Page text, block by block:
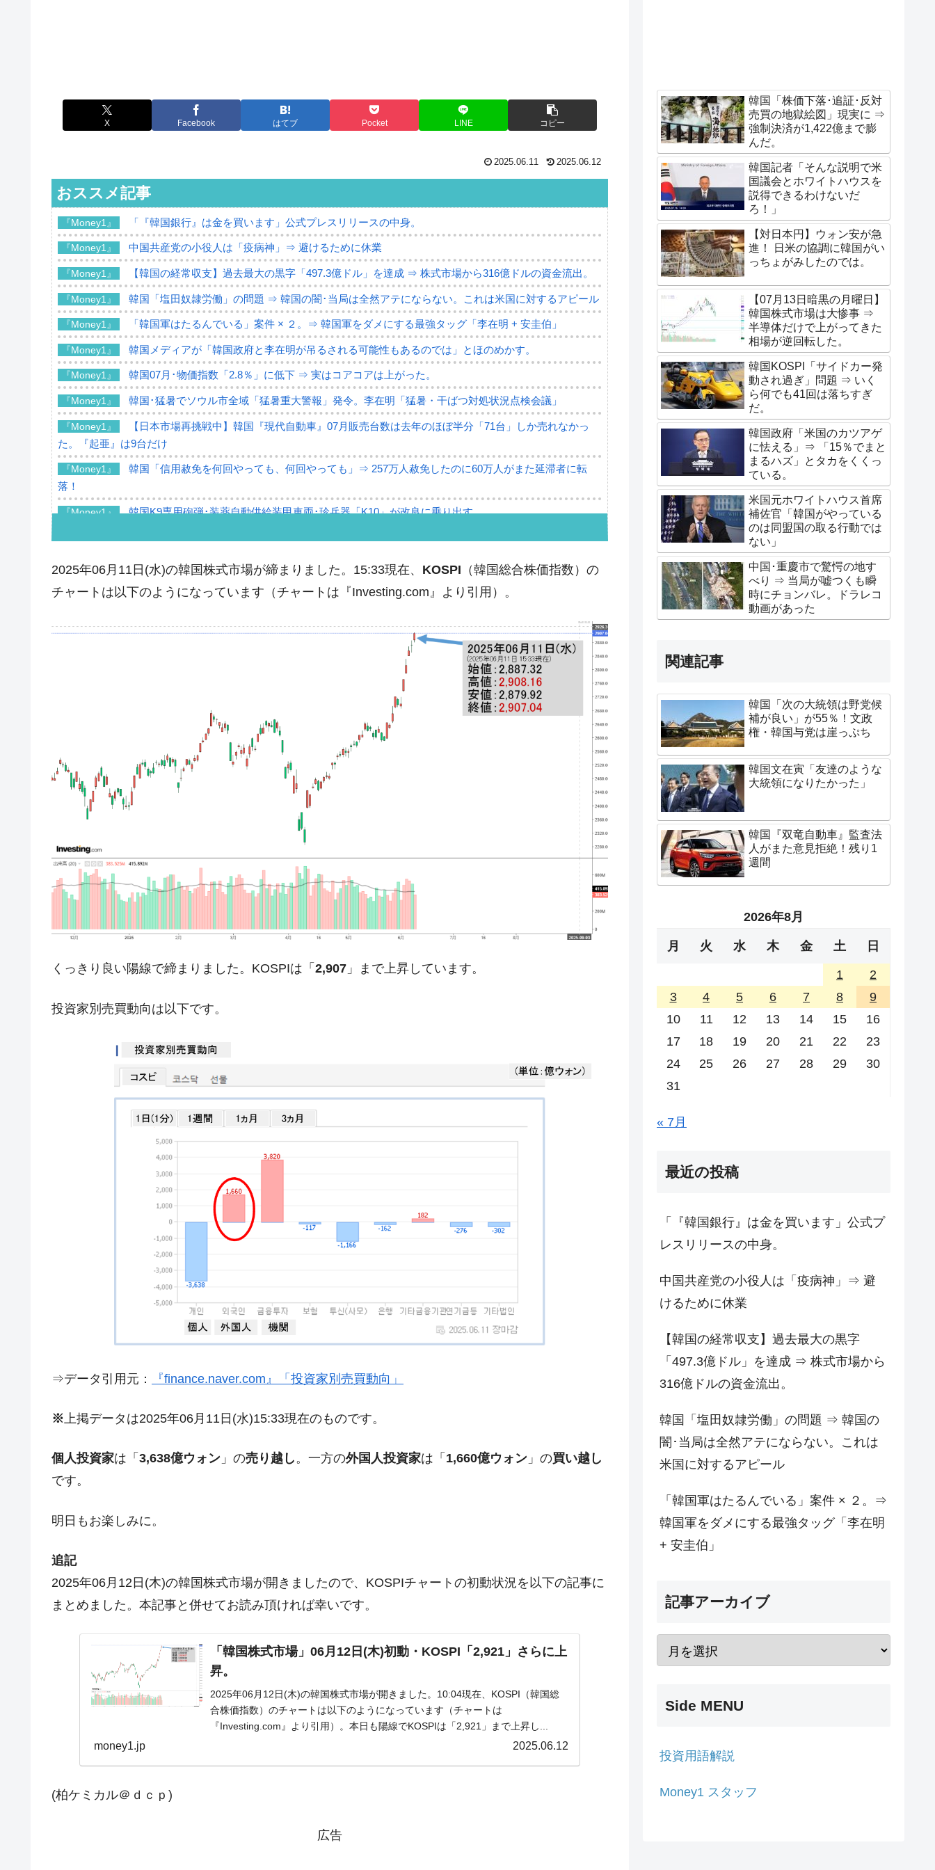
X Facebook はてブ Pocket LINE コピー
2025.06.11 2025.06.12
おススメ記事
『Money1』 「『韓国銀行』は金を買います」公式プレスリリースの中身。
『Money1』 中国共産党の小役人は「疫病神」⇒ 避けるために休業
『Money1』 【韓国の経常収支】過去最大の黒字「497.3億ドル」を達成 ⇒ 株式市場から316億ドルの資金流出。
『Money1』 韓国「塩田奴隷労働」の問題 ⇒ 韓国の闇･当局は全然アテにならない。これは米国に対するアピール
『Money1』 「韓国軍はたるんでいる」案件 × ２。⇒ 韓国軍をダメにする最強タッグ「李在明 + 安圭伯」
『Money1』 韓国メディアが「韓国政府と李在明が吊るされる可能性もあるのでは」とほのめかす。
『Money1』 韓国07月･物価指数「2.8％」に低下 ⇒ 実はコアコアは上がった。
『Money1』 韓国･猛暑でソウル市全域「猛暑重大警報」発令。李在明「猛暑・干ばつ対処状況点検会議」
『Money1』
【日本市場再挑戦中】韓国『現代自動車』07月販売台数は去年のほぼ半分「71台」しか売れなかっ
た。『起亜』は9台だけ
『Money1』
韓国「信用赦免を何回やっても、何回やっても」⇒ 257万人赦免したのに60万人がまた延滞者に転
落！
『Money1』 韓国K9専用砲弾･装薬自動供給装甲車両･珍兵器「K10」が改良に乗り出す。
『Money1』 韓国･李在明「青年層の雇用状況が悪い。せや、若者に起業させよう」⇒ どんな雇用対策だソレ。
『Money1』 【韓国の外貨準備】2026年07月は4,279億ドル。外平債の発行「19.4億ドル」
『韓国銀行』が「金の保有量を増やします」⇒「金を経由するドル入手」手段ではないのか？
韓国･外為取引量「1日当たり1,214.4億ドル」まで拡大 ⇒ 海外資金の動きに強く左右される状態
韓国･帰ってきた李在明。李在明を支持しない「50.5％」に上昇
『Money1』
韓国大統領府ボンクラ政策室長が告発された ⇒ 国家が行った恐るべき株価操作であり、空前の国政
壟断
『Money1』 韓国･警察職員が「丸刈りになって抗議活動」
中国だけが鉄鋼輸出を異常増加させる ⇒ 中国の過剰生産が世界を蝕む。
『Money1』 韓国製造業「半導体絶好調」のウラで他業種は全般的「不調」⇒ PSIが示す現況は決して良くない。
『Money1』 【米韓激突案件】韓国消費者院が『クーパン』1人当たり賠償10万ウォンを認定 ⇒ 総額3兆7,000億
『Money1』 韓国型イージス搭載の次世代駆逐艦「KDDX」1番艦、2032年竣工と公示
『Money1』 【対日本円】ウォン安が急進！ 日米の協調に韓国がいっちょがみしたのでは。
1.9倍！
ドを掲げる「在韓反米勢力」
韓国政府「2035年までに18.4GW規模のAIデータセンター整備」⇒ だから無理だってば。
『Money1』 JPモルガン「韓国レバレッジETFの清算はほぼ終わった」
韓国『国民年金公団』株価暴落で200兆蒸発。
韓国「橋が落ちました」⇒ 耐久性「なさすぎ」では。
韓国鉄鋼最大手『POSCO』ズブズブ沈む。営業利益80.2％も減少
日本の誇る海洋資源調査船『白嶺』は先進技術の塊！
夏の甲子園、優勝校を最も多く輩出している都道府県とは？
今話題の「楽天ライオンズ」とは？
奇跡の毛色「白毛馬」とは？
全て勝つといくら？ 競馬GI競走で勝利騎手がもらえる賞金とは？
Fact1 発表から2日で大崩壊、鳴かず飛ばずに終わりそうなスーパーリーグとは？
甲子園通算本塁打、最多の清原に次いで多く打っている意外な選手とは？
Fact1 セレクトセールの高額取引馬が稼いだ金額とは？
2025年06月11日(水)の韓国株式市場が締まりました。15:33現在、 KOSPI （韓国総合株価指数）の
チャートは以下のようになっています（チャートは『Investing.com』より引用）。
くっきり良い陽線で締まりました。KOSPIは「 2,907 」まで上昇しています。
投資家別売買動向は以下です。
⇒データ引用元： 『finance.naver.com』「投資家別売買動向」
※上掲データは2025年06月11日(水)15:33現在のものです。
個人投資家は「 3,638億ウォン 」の売り越し。一方の外国人投資家は「 1,660億ウォン 」の買い越し
です。
明日もお楽しみに。
追記
2025年06月12日(木)の韓国株式市場が開きましたので、KOSPIチャートの初動状況を以下の記事に
まとめました。本記事と併せてお読み頂ければ幸いです。
「韓国株式市場」06月12日(木)初動・KOSPI「2,921」さらに上
昇。
2025年06月12日(木)の韓国株式市場が開きました。10:04現在、KOSPI（韓国総
合株価指数）のチャートは以下のようになっています（チャートは
『Investing.com』より引用）。本日も陽線でKOSPIは「2,921」まで上昇し...
money1.jp 2025.06.12
(柏ケミカル＠ｄｃｐ)
広告
韓国「株価下落･追証･反対
売買の地獄絵図」現実に ⇒
強制決済が1,422億まで膨
んだ。
韓国記者「そんな説明で米
国議会とホワイトハウスを
説得できるわけないだ
ろ！」
【対日本円】ウォン安が急
進！ 日米の協調に韓国がい
っちょがみしたのでは。
【07月13日暗黒の月曜日】
韓国株式市場は大惨事 ⇒
半導体だけで上がってきた
相場が逆回転した。
韓国KOSPI「サイドカー発
動され過ぎ」問題 ⇒ いく
ら何でも41回は落ちすぎ
だ。
韓国政府「米国のカツアゲ
に怯える」⇒ 「15％でまと
まるハズ」とタカをくくっ
ている。
米国元ホワイトハウス首席
補佐官「韓国がやっている
のは同盟国の取る行動では
ない」
中国･重慶市で驚愕の地す
べり ⇒ 当局が嘘つくも瞬
時にチョンバレ。ドラレコ
動画があった
関連記事
韓国「次の大統領は野党候
補が良い」が55％！文政
権・韓国与党は崖っぷち
韓国文在寅「友達のような
大統領になりたかった」
韓国『双竜自動車』監査法
人がまた意見拒絶！残り1
週間
2026年8月
月 火 水 木 金 土 日
1
2
3
4 5 6 7 8
9
10
11 12 13 14 15
16
17
18 19 20 21 22
23
24
25 26 27 28 29
30
31
« 7月
最近の投稿
「『韓国銀行』は金を買います」公式プ
レスリリースの中身。
中国共産党の小役人は「疫病神」⇒ 避
けるために休業
【韓国の経常収支】過去最大の黒字
「497.3億ドル」を達成 ⇒ 株式市場から
316億ドルの資金流出。
韓国「塩田奴隷労働」の問題 ⇒ 韓国の
闇･当局は全然アテにならない。これは
米国に対するアピール
「韓国軍はたるんでいる」案件 × ２。⇒
韓国軍をダメにする最強タッグ「李在明
+ 安圭伯」
記事アーカイブ
Side MENU
投資用語解説
Money1 スタッフ